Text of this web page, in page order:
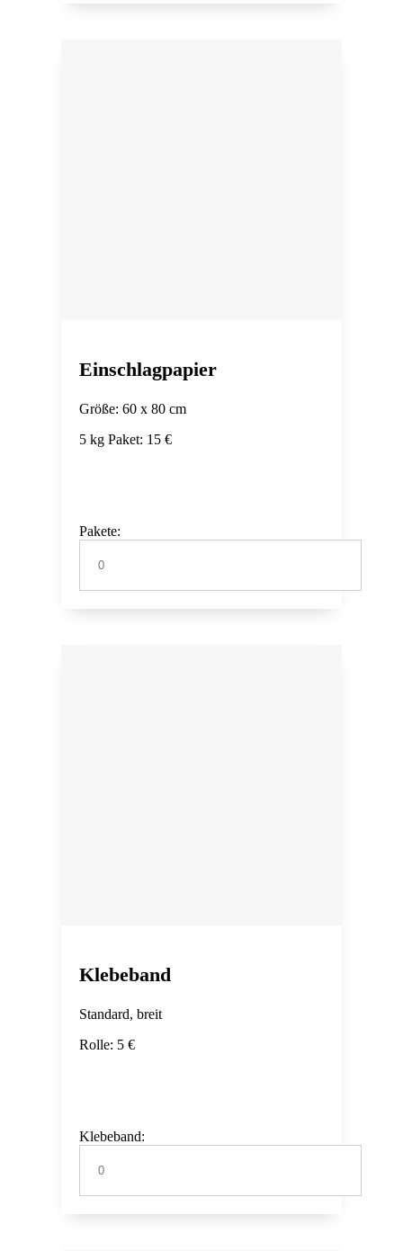
Einschlagpapier
Größe: 60 x 80 cm
5 kg Paket: 15 €
Pakete:
Klebeband
Standard, breit
Rolle: 5 €
Klebeband: